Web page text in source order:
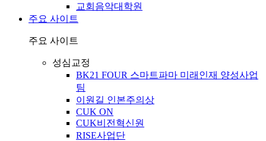
교회음악대학원
주요 사이트
주요 사이트
성심교정
BK21 FOUR 스마트파마 미래인재 양성사업
팀
이원길 인본주의상
CUK ON
CUK비전혁신원
RISE사업단